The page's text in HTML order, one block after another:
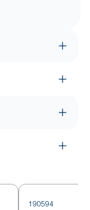
190594